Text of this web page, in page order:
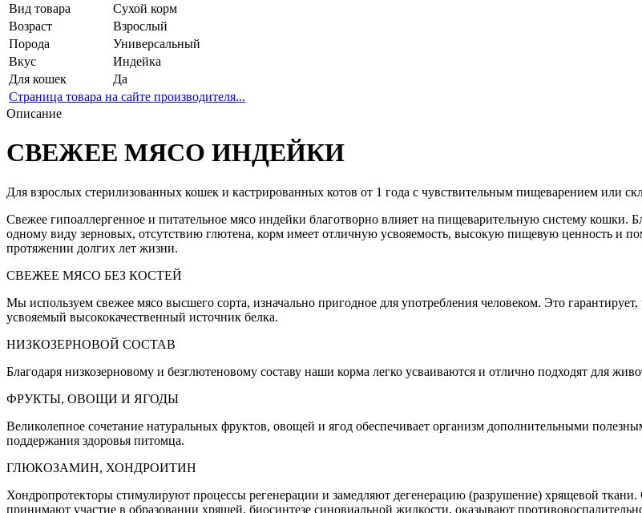
Вид товара
Сухой корм
Возраст
Взрослый
Порода
Универсальный
Вкус
Индейка
Для кошек
Да
Страница товара на сайте производителя...
Описание
СВЕЖЕЕ МЯСО ИНДЕЙКИ
Для взрослых стерилизованных кошек и кастрированных котов от 1 года с чувствительным пищеварением или
Свежее гипоаллергенное и питательное мясо индейки благотворно влияет на пищеварительную систему кошки.
одному виду зерновых, отсутствию глютена, корм имеет отличную усвояемость, высокую пищевую ценность и
протяжении долгих лет жизни.
СВЕЖЕЕ МЯСО БЕЗ КОСТЕЙ
Мы используем свежее мясо высшего сорта, изначально пригодное для употребления человеком. Это
усвояемый высококачественный источник белка.
НИЗКОЗЕРНОВОЙ СОСТАВ
Благодаря низкозерновому и безглютеновому составу наши корма легко усваиваются и отлично подходят для
ФРУКТЫ, ОВОЩИ И ЯГОДЫ
Великолепное сочетание натуральных фруктов, овощей и ягод обеспечивает организм дополнительными
поддержания здоровья питомца.
ГЛЮКОЗАМИН, ХОНДРОИТИН
Хондропротекторы стимулируют процессы регенерации и замедляют дегенерацию (разрушение) хрящевой
принимают участие в образовании хрящей, биосинтезе синовиальной жидкости, оказывают